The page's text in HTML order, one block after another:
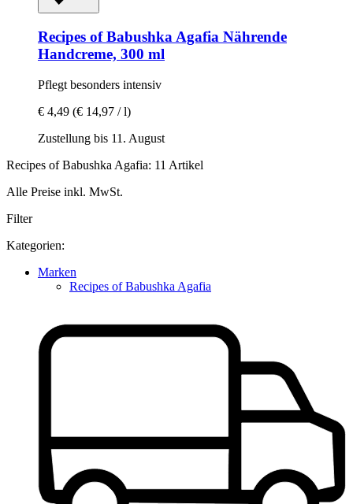
Recipes of Babushka Agafia Nährende
Handcreme, 300 ml
Pflegt besonders intensiv
€ 4,49 (€ 14,97 / l)
Zustellung bis 11. August
Recipes of Babushka Agafia: 11 Artikel
Alle Preise inkl. MwSt.
Filter
Kategorien:
Marken
Recipes of Babushka Agafia